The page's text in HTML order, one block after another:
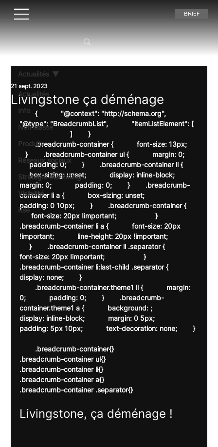
BRIEF
Actualités
Info
Non classé
Produits
Réseaux sociaux
Stratégie marketing
Visibilité
Rse
Actualités
Livingstone ça déménage
21 sept. 2023
        {            "@context": "http://schema.org",
"@type": "BreadcrumbList",            "itemListElement": [
                          ]        }
        .breadcrumb-container {            font-size: 13px;
   }        .breadcrumb-container ul {            margin: 0;
     padding: 0;        }        .breadcrumb-container li {
     box-sizing: unset;            display: inline-block;
margin: 0;            padding: 0;        }        .breadcrumb-
container li a {            box-sizing: unset;
padding: 0 10px;        }        .breadcrumb-container {
      font-size: 20px !important;                    }
.breadcrumb-container li a {            font-size: 20px
!important;            line-height: 20px !important;
     }        .breadcrumb-container li .separator {
font-size: 20px !important;                    }
.breadcrumb-container li:last-child .separator {
display: none;        }
0;            padding: 0;        }        .breadcrumb-
container.theme1 a {            background: ;
display: inline-block;            margin: 0 5px;
padding: 5px 10px;            text-decoration: none;        }
.breadcrumb-container ul{}
.breadcrumb-container li{}
.breadcrumb-container a{}
.breadcrumb-container .separator{}
Livingstone, ça déménage !